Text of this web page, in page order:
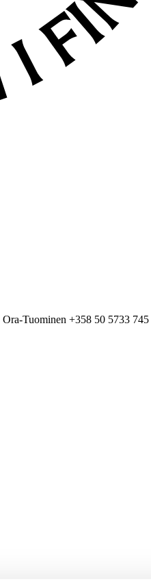
Tuominen +358 50 5733